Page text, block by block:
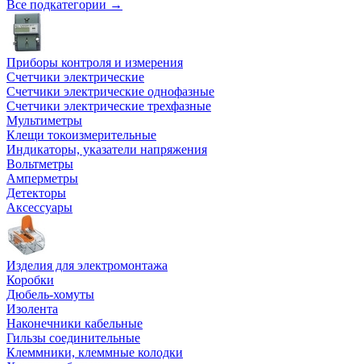
Все подкатегории →
Приборы контроля и измерения
Счетчики электрические
Счетчики электрические однофазные
Счетчики электрические трехфазные
Мультиметры
Клещи токоизмерительные
Индикаторы, указатели напряжения
Вольтметры
Амперметры
Детекторы
Аксессуары
Изделия для электромонтажа
Коробки
Дюбель-хомуты
Изолента
Наконечники кабельные
Гильзы соединительные
Клеммники, клеммные колодки